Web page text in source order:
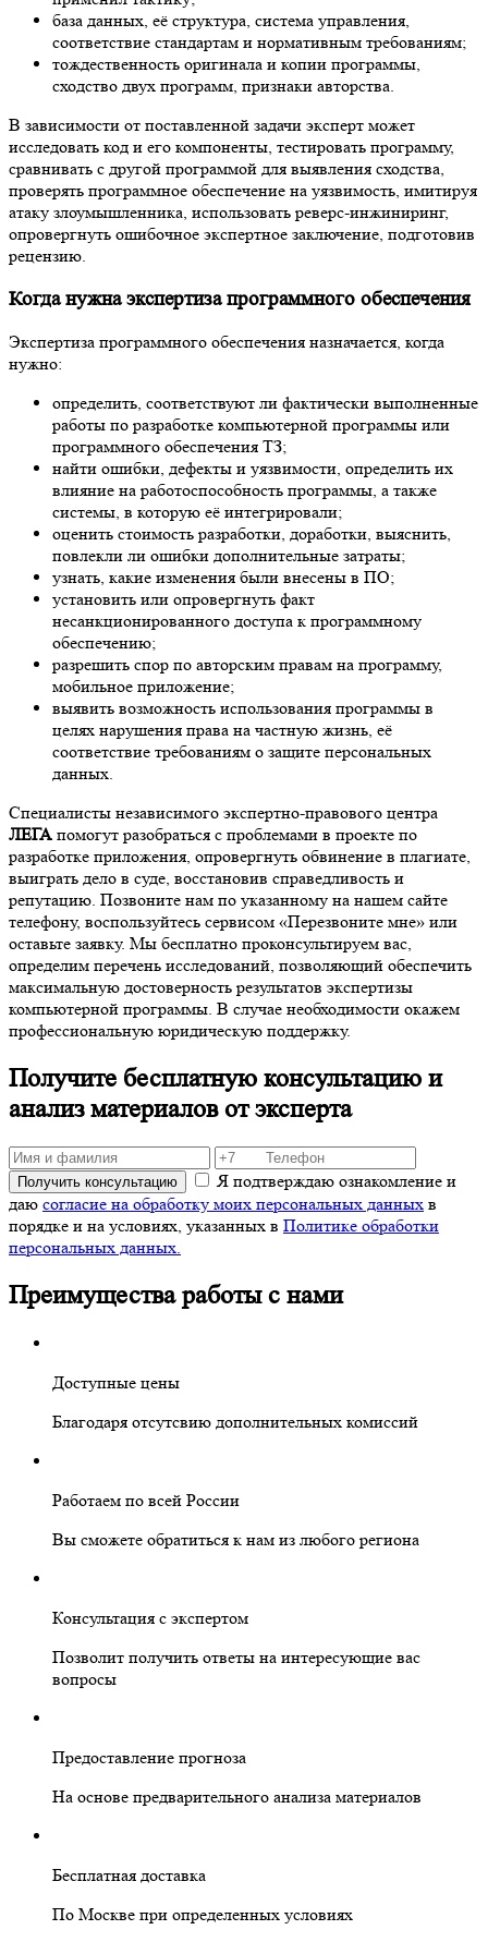
база данных, её структура, система управления,
соответствие стандартам и нормативным требованиям;
тождественность оригинала и копии программы,
сходство двух программ, признаки авторства.
В зависимости от поставленной задачи эксперт может
исследовать код и его компоненты, тестировать программу,
сравнивать с другой программой для выявления сходства,
проверять программное обеспечение на уязвимость, имитируя
атаку злоумышленника, использовать реверс-инжиниринг,
опровергнуть ошибочное экспертное заключение, подготовив
рецензию.
Когда нужна экспертиза программного обеспечения
Экспертиза программного обеспечения назначается, когда
нужно:
определить, соответствуют ли фактически выполненные
работы по разработке компьютерной программы или
программного обеспечения ТЗ;
найти ошибки, дефекты и уязвимости, определить их
влияние на работоспособность программы, а также
системы, в которую её интегрировали;
оценить стоимость разработки, доработки, выяснить,
повлекли ли ошибки дополнительные затраты;
узнать, какие изменения были внесены в ПО;
установить или опровергнуть факт
несанкционированного доступа к программному
обеспечению;
разрешить спор по авторским правам на программу,
мобильное приложение;
выявить возможность использования программы в
целях нарушения права на частную жизнь, её
соответствие требованиям о защите персональных
данных.
Специалисты независимого экспертно-правового центра
ЛЕГА помогут разобраться с проблемами в проекте по
разработке приложения, опровергнуть обвинение в плагиате,
выиграть дело в суде, восстановив справедливость и
репутацию. Позвоните нам по указанному на нашем сайте
телефону, воспользуйтесь сервисом «Перезвоните мне» или
оставьте заявку. Мы бесплатно проконсультируем вас,
определим перечень исследований, позволяющий обеспечить
максимальную достоверность результатов экспертизы
компьютерной программы. В случае необходимости окажем
профессиональную юридическую поддержку.
Получите бесплатную консультацию и
анализ материалов от эксперта
Получить консультацию
Я подтверждаю ознакомление и
даю согласие на обработку моих персональных данных в
порядке и на условиях, указанных в Политике обработки
персональных данных.
Преимущества работы с нами
Доступные цены
Благодаря отсутсвию дополнительных комиссий
Работаем по всей России
Вы сможете обратиться к нам из любого региона
Консультация с экспертом
Позволит получить ответы на интересующие вас
вопросы
Предоставление прогноза
На основе предварительного анализа материалов
Бесплатная доставка
По Москве при определенных условиях